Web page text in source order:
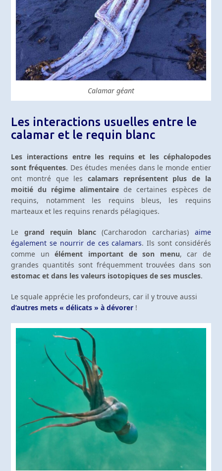
Calamar géant
Les interactions usuelles entre le
calamar et le requin blanc
Les interactions entre les requins et les céphalopodes
sont fréquentes. Des études menées dans le monde entier
ont montré que les calamars représentent plus de la
moitié du régime alimentaire de certaines espèces de
requins, notamment les requins bleus, les requins
marteaux et les requins renards pélagiques.
Le grand requin blanc (Carcharodon carcharias) aime
également se nourrir de ces calamars. Ils sont considérés
comme un élément important de son menu, car de
grandes quantités sont fréquemment trouvées dans son
estomac et dans les valeurs isotopiques de ses muscles.
Le squale apprécie les profondeurs, car il y trouve aussi
d’autres mets « délicats » à dévorer !